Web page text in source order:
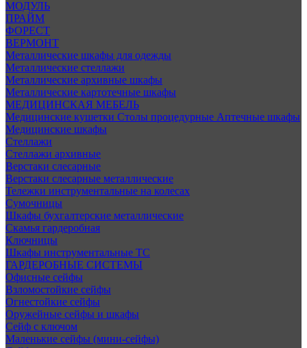
МОДУЛЬ
ПРАЙМ
ФОРЕСТ
ВЕРМОНТ
Металлические шкафы для одежды
Металлические стеллажи
Металлические архивные шкафы
Металлические картотечные шкафы
МЕДИЦИНСКАЯ МЕБЕЛЬ
Медицинские кушетки Столы процедурные Аптечные шкафы
Медицинские шкафы
Стеллажи
Стеллажи архивные
Верстаки слесарные
Верстаки слесарные металлические
Тележки инструментальные на колесах
Сумочницы
Шкафы бухгалтерские металлические
Скамья гардеробная
Ключницы
Шкафы инструментальные ТС
ГАРДЕРОБНЫЕ СИСТЕМЫ
Офисные сейфы
Взломостойкие сейфы
Огнестойкие сейфы
Оружейные сейфы и шкафы
Сейф с ключом
Маленькие сейфы (мини-сейфы)